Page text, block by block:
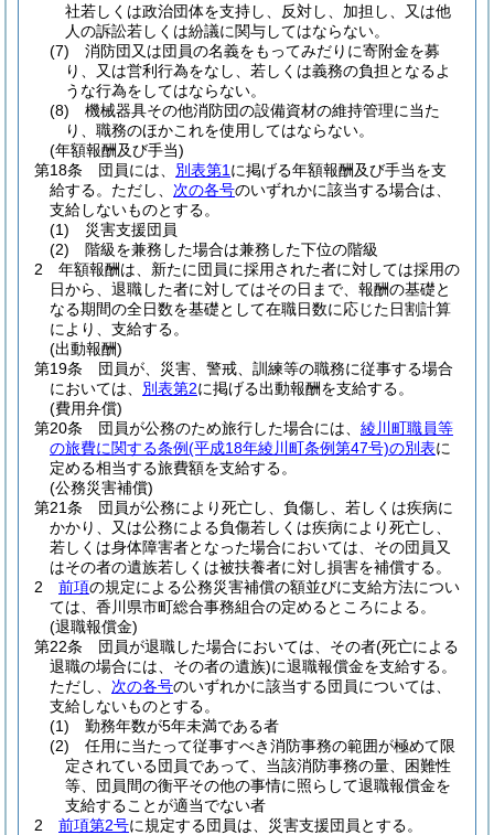
社若しくは政治団体を支持し、反対し、加担し、又は他
人の訴訟若しくは紛議に関与してはならない。
(7)
消防団又は団員の名義をもってみだりに寄附金を募
り、又は営利行為をなし、若しくは義務の負担となるよ
うな行為をしてはならない。
(8)
機械器具その他消防団の設備資材の維持管理に当た
り、職務のほかこれを使用してはならない。
(年額報酬及び手当)
第18条
団員には、 別表第1 に掲げる年額報酬及び手当を支
給する。 ただし、 次の各号のいずれかに該当する場合は、
支給しないものとする。
(1)
災害支援団員
(2)
階級を兼務した場合は兼務した下位の階級
2
年額報酬は、新たに団員に採用された者に対しては採用の
日から、退職した者に対してはその日まで、報酬の基礎と
なる期間の全日数を基礎として在職日数に応じた日割計算
により、支給する。
(出動報酬)
第19条
団員が、災害、警戒、訓練等の職務に従事する場合
においては、 別表第2に掲げる出動報酬を支給する。
(費用弁償)
第20条
団員が公務のため旅行した場合には、 綾川町職員等
の旅費に関する条例(平成18年綾川町条例第47号)の別表に
定める相当する旅費額を支給する。
(公務災害補償)
第21条
団員が公務により死亡し、負傷し、若しくは疾病に
かかり、又は公務による負傷若しくは疾病により死亡し、
若しくは身体障害者となった場合においては、その団員又
はその者の遺族若しくは被扶養者に対し損害を補償する。
2
前項の規定による公務災害補償の額並びに支給方法につい
ては、香川県市町総合事務組合の定めるところによる。
(退職報償金)
第22条
団員が退職した場合においては、その者(死亡による
退職の場合には、その者の遺族)に退職報償金を支給する。
ただし、 次の各号のいずれかに該当する団員については、
支給しないものとする。
(1)
勤務年数が5年未満である者
(2)
任用に当たって従事すべき消防事務の範囲が極めて限
定されている団員であって、当該消防事務の量、困難性
等、団員間の衡平その他の事情に照らして退職報償金を
支給することが適当でない者
2
前項第2号に規定する団員は、災害支援団員とする。